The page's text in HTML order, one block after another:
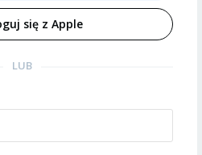
się z Apple
LUB